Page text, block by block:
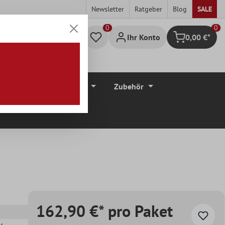
Newsletter Ratgeber Blog SALE
Ihr Konto Warenkorb
0
0,00 €*
Zubehör
162,90 €* pro Paket